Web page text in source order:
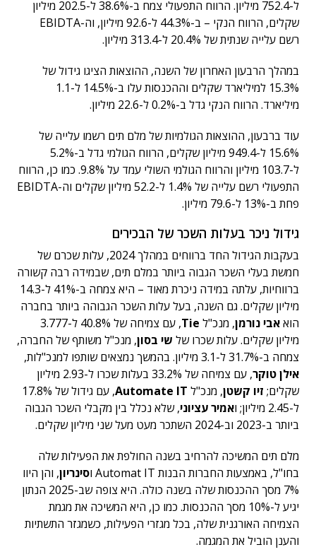
ל-752.4 מיליון. הרווח התפעולי צמח ב-38.6% ל-202.5 מיליון
שקלים, הרווח הנקי – ב-44.3% ל-92.6 מיליון, וה-EBIDTA
רשם עלייה שנתית של 20.4% ל-313.4 מיליון.
במהלך הרבעון האחרון של השנה, ההוצאות הציגו גידול של
15.3% למיליארד שקלים וההכנסות עלו ב-14.5% ל-1.1
מיליארד. הרווח הנקי גדל ב-0.2% ל-22.6 מיליון.
עוד ברבעון, ההוצאות הגולמיות של מלם תים רשמו עלייה של
15.6% ל-949.4 מיליון שקלים, הרווח הגולמי גדל ב-5.2%
ל-103.7 מיליון והרווח הגולמי השולי עמד על 9.8%. כמו כן, הרווח
התפעולי רשם עלייה של 1.4% ל-52.2 מיליון שקלים וה-EBIDTA
פחת ב-13% ל-79.6 מיליון.
גידול ניכר בעלות השכר של הבכירים
בעקבות הגידול החד ברווחים במהלך 2024, עלות שכרם של
חמשת בעלי השכר הגבוה ביותר במלם תים, שבמידה רבה קשורה
ברווחיות, עלתה במידה ניכרת מאוד – היא צמחה ב-41% ל-14.3
מיליון שקלים. גם השנה, בעל עלות השכר הגבוהה ביותר בחברה
הואאבי נורמן, מנכ"ל Tie
, עם צמיחה של 40.8% ל-3.777
מיליון שקלים. עלות שכרו של שי בסון, מנכ"ל משותף של החברה,
צמחה ב-31.7% ל-3.1 מיליון. בהמשך נמצאים שותפו למנכ"לות,
אילן טוקר
, עם צמיחה של 33.2% בעלות שכרו ל-2.93 מיליון
שקלים; זיו קשטן, מנכ"ל Automate IT
, עם גידול של 17.8%
ל-2.45 מיליון; ו
אמיר עציוני, שלא נכלל בין מקבלי השכר הגבוה
ביותר ב-2023 וב-2024 השתכר מעט מעל שני מיליון שקלים.
מלם תים המשיכה להרחיב בשנה החולפת את הפעילות שלה
בחו"ל, באמצעות החברות הבנות Automat IT ו
סינריון, והן היוו
7% מסך ההכנסות שלה בשנה כולה. היא צופה שב-2025 הנתון
יגיע ל-10% מסך ההכנסות. כמו כן, היא המשיכה את מגמת
הצמיחה האורגנית שלה, בכל מגזרי הפעילות, כשמגזר התשתיות
והענן הוביל את המגמה.